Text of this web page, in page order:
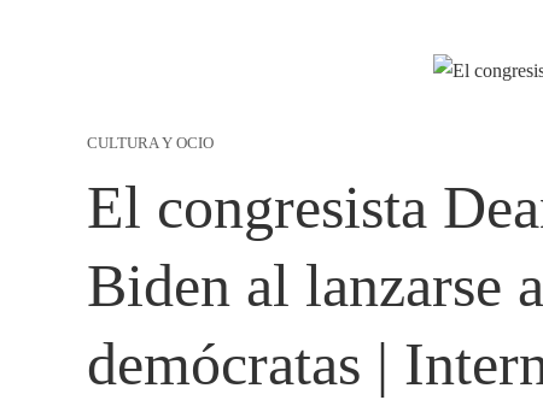
CULTURA Y OCIO
El congresista
Biden al lanzarse
demócratas |